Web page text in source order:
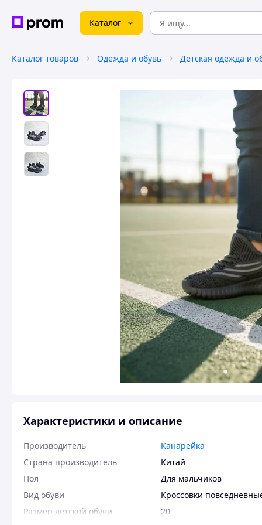
Каталог
Каталог товаров Одежда и обувь Детская одежда и
Характеристики и описание
Производитель
Канарейка
Страна производитель
Китай
Пол
Для мальчиков
Вид обуви
Кроссовки
Размер детской обуви
20